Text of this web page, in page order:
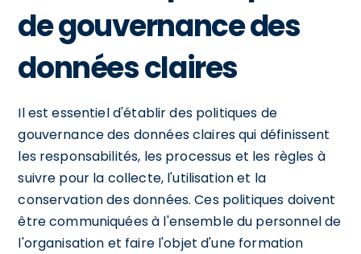
de gouvernance des
données claires
Il est essentiel d'établir des politiques de
gouvernance des données claires qui définissent
les responsabilités, les processus et les règles à
suivre pour la collecte, l'utilisation et la
conservation des données. Ces politiques doivent
être communiquées à l'ensemble du personnel de
l'organisation et faire l'objet d'une formation